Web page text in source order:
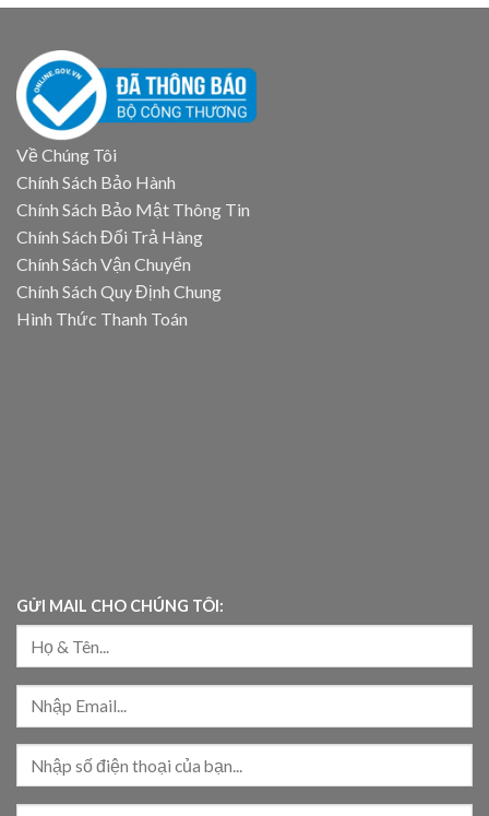
Về Chúng Tôi
Chính Sách Bảo Hành
Chính Sách Bảo Mật Thông Tin
Chính Sách Đổi Trả Hàng
Chính Sách Vận Chuyển
Chính Sách Quy Định Chung
Hình Thức Thanh Toán
GỬI MAIL CHO CHÚNG TÔI: